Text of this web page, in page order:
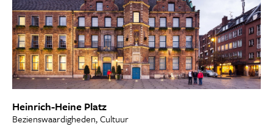
Heinrich-Heine Platz
Bezienswaardigheden, Cultuur